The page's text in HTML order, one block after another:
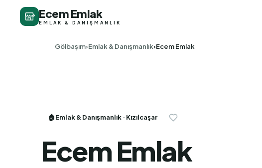
Ecem Emlak
EMLAK & DANIŞMANLIK
Gölbaşım Emlak & Danışmanlık Ecem Emlak
🏠Emlak & Danışmanlık · Kızılcaşar
Ecem Emlak